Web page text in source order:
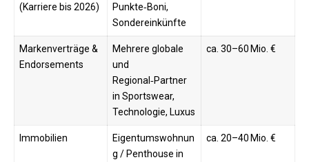
(Karriere bis 2026)
Punkte‑Boni,
Sondereinkünfte
Markenverträge &
Endorsements
Mehrere globale
und
Regional‑Partner
in Sportswear,
Technologie, Luxus
ca. 30–60 Mio. €
Immobilien
Eigentumswohnun
g / Penthouse in
ca. 20–40 Mio. €